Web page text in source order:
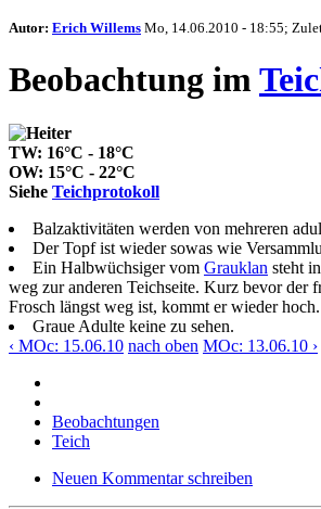
Autor: Erich Willems Mo, 14.06.2010 - 18:55;
Beobachtung im
TW: 16°C - 18°C
OW: 15°C - 22°C
Siehe Teichprotokoll
Balzaktivitäten werden von mehreren
Der Topf ist wieder sowas wie
Ein Halbwüchsiger vom Grauklan steht
weg zur anderen Teichseite. Kurz bevor der
Frosch längst weg ist, kommt er wieder hoch.
Graue Adulte keine zu sehen.
‹ MOc: 15.06.10 nach oben MOc: 13.06.10 ›
Beobachtungen
Teich
Neuen Kommentar schreiben